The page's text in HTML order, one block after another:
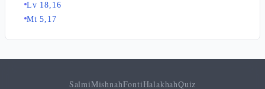
Lv 18,16
Mt 5,17
SalmiMishnahFontiHalakhahQuiz